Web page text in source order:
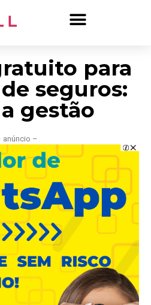
para
seguros:
gestão
anúncio –